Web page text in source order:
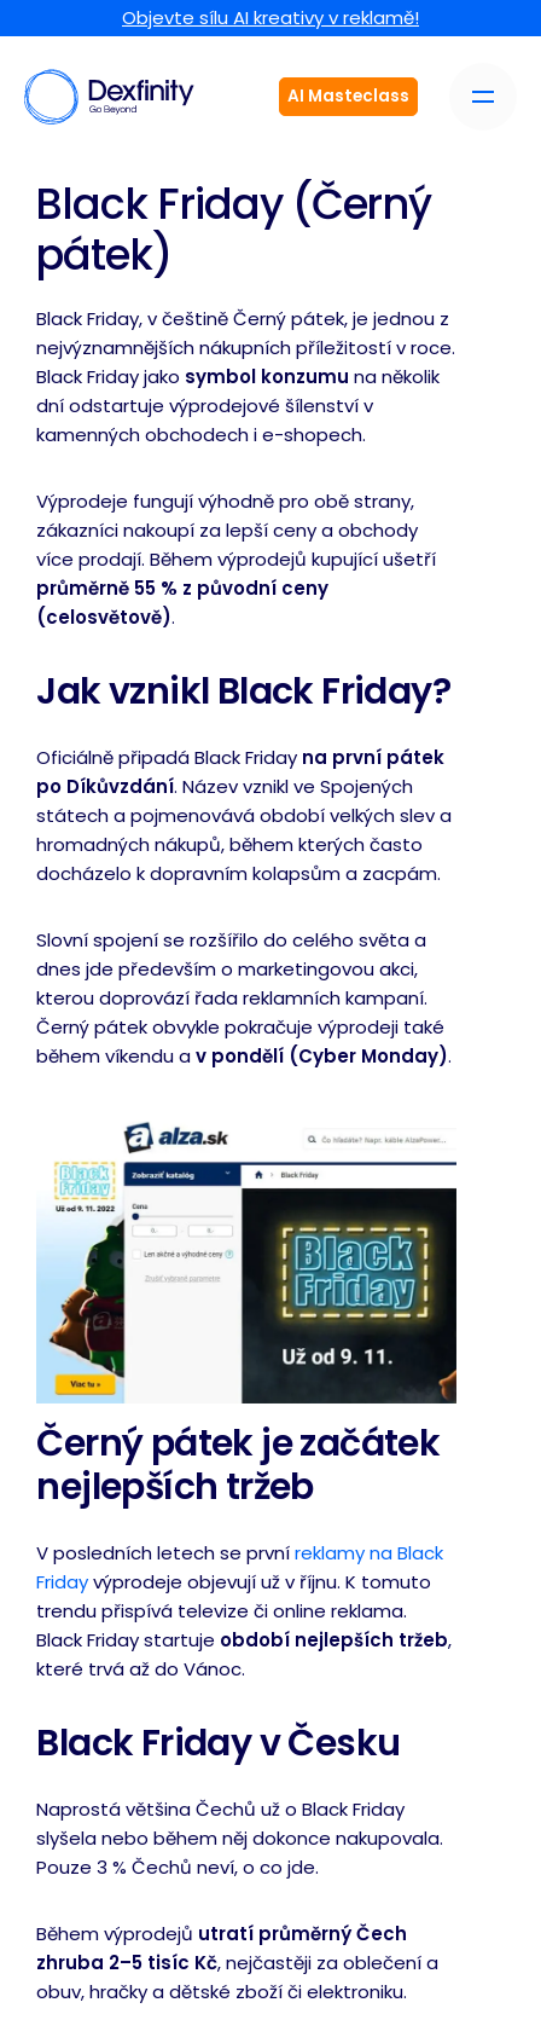
Objevte sílu AI kreativy v reklamě!
AI Masteclass
Black Friday (Černý
pátek)
Black Friday, v češtině Černý pátek, je jednou z
nejvýznamnějších nákupních příležitostí v roce.
Black Friday jako symbol konzumu na několik
dní odstartuje výprodejové šílenství v
kamenných obchodech i e-shopech.
Výprodeje fungují výhodně pro obě strany,
zákazníci nakoupí za lepší ceny a obchody
více prodají. Během výprodejů kupující ušetří
průměrně 55 % z původní ceny
(celosvětově).
Jak vznikl Black Friday?
Oficiálně připadá Black Friday na první pátek
po Díkůvzdání. Název vznikl ve Spojených
státech a pojmenovává období velkých slev a
hromadných nákupů, během kterých často
docházelo k dopravním kolapsům a zacpám.
Slovní spojení se rozšířilo do celého světa a
dnes jde především o marketingovou akci,
kterou doprovází řada reklamních kampaní.
Černý pátek obvykle pokračuje výprodeji také
během víkendu av pondělí (Cyber Monday).
Černý pátek je začátek
nejlepších tržeb
V posledních letech se prvníreklamy na Black
Fridayvýprodeje objevují už v říjnu. K tomuto
trendu přispívá televize či online reklama.
Black Friday startuje období nejlepších tržeb,
které trvá až do Vánoc.
Black Friday v Česku
Naprostá většina Čechů už o Black Friday
slyšela nebo během něj dokonce nakupovala.
Pouze 3 % Čechů neví, o co jde.
Během výprodejů utratí průměrný Čech
zhruba 2–5 tisíc Kč, nejčastěji za oblečení a
obuv, hračky a dětské zboží či elektroniku.